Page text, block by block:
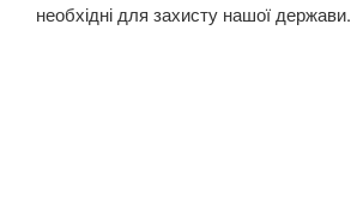
необхідні для захисту нашої держави.